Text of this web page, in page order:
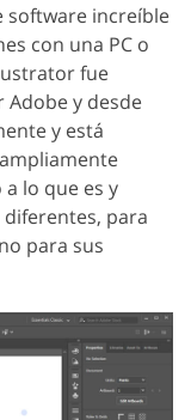
software increíble
con una PC o
fue
Adobe y desde
y está
lo que es y
para
para sus